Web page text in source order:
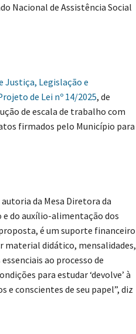
Nacional de Assistência Social
Justiça, Legislação e
de Lei nº 14/2025, de
de escala de trabalho com
firmados pelo Município para
autoria da Mesa Diretora da
e do auxílio-alimentação dos
é um suporte financeiro
material didático, mensalidades,
ao processo de
para estudar ‘devolve’ à
conscientes de seu papel”, diz